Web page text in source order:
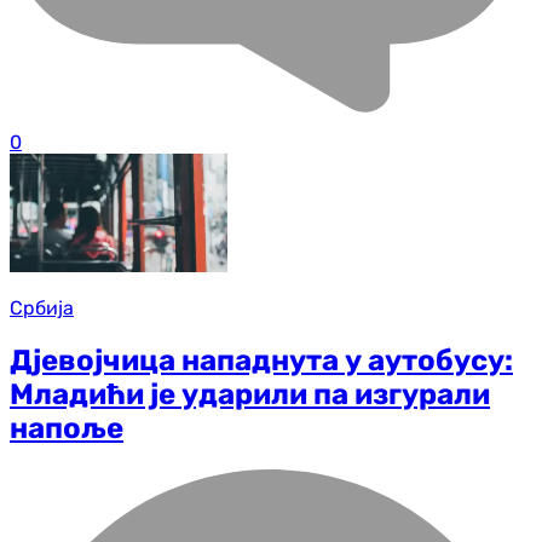
0
Србија
Дјевојчица нападнута у аутобусу:
Младићи је ударили па изгурали
напоље